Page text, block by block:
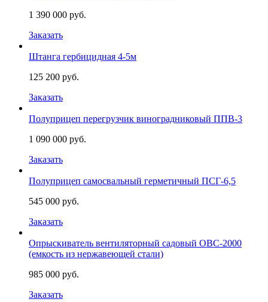
1 390 000 руб.
Заказать
Штанга гербицидная 4-5м
125 200 руб.
Заказать
Полуприцеп перегрузчик виноградниковый ППВ-3
1 090 000 руб.
Заказать
Полуприцеп самосвальный герметичный ПСГ-6,5
545 000 руб.
Заказать
Опрыскиватель вентиляторный садовый ОВС-2000
(емкость из нержавеющей стали)
985 000 руб.
Заказать